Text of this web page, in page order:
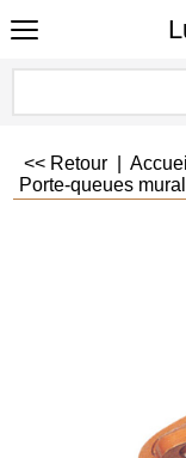
<< Retour
Porte-queues